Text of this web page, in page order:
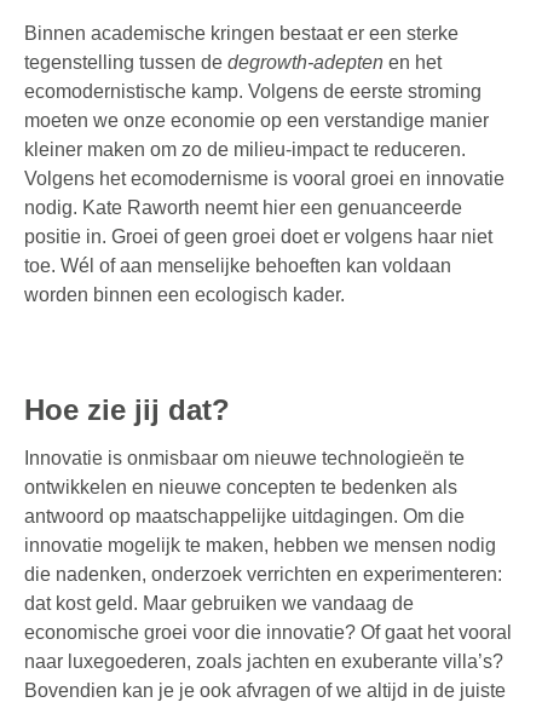
Binnen academische kringen bestaat er een sterke
tegenstelling tussen de degrowth-adepten en het
ecomodernistische kamp. Volgens de eerste stroming
moeten we onze economie op een verstandige manier
kleiner maken om zo de milieu-impact te reduceren.
Volgens het ecomodernisme is vooral groei en innovatie
nodig. Kate Raworth neemt hier een genuanceerde
positie in. Groei of geen groei doet er volgens haar niet
toe. Wél of aan menselijke behoeften kan voldaan
worden binnen een ecologisch kader.
Hoe zie jij dat?
Innovatie is onmisbaar om nieuwe technologieën te
ontwikkelen en nieuwe concepten te bedenken als
antwoord op maatschappelijke uitdagingen. Om die
innovatie mogelijk te maken, hebben we mensen nodig
die nadenken, onderzoek verrichten en experimenteren:
dat kost geld. Maar gebruiken we vandaag de
economische groei voor die innovatie? Of gaat het vooral
naar luxegoederen, zoals jachten en exuberante villa’s?
Bovendien kan je je ook afvragen of we altijd in de juiste